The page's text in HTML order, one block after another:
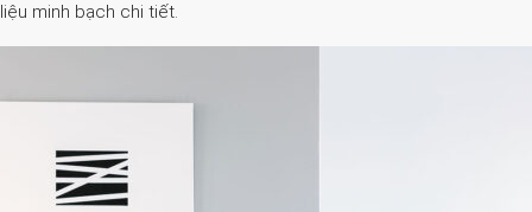
liệu minh bạch chi tiết.